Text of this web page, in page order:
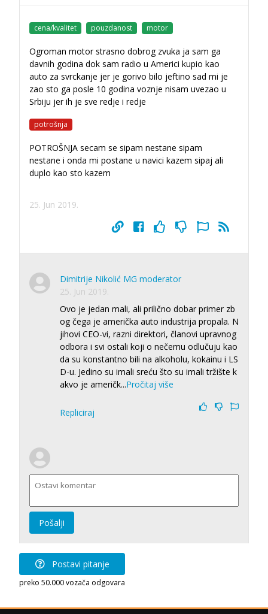
cena/kvalitet pouzdanost motor
Ogroman motor strasno dobrog zvuka ja sam ga
davnih godina dok sam radio u Americi kupio kao
auto za svrckanje jer je gorivo bilo jeftino sad mi je
zao sto ga posle 10 godina voznje nisam uvezao u
Srbiju jer ih je sve redje i redje
potrošnja
POTROŠNJA secam se sipam nestane sipam
nestane i onda mi postane u navici kazem sipaj ali
duplo kao sto kazem
25. Jun 2019.
Dimitrije Nikolić MG moderator
25. Jun 2019.
Ovo je jedan mali, ali prilično dobar primer zb
og čega je američka auto industrija propala. N
jihovi CEO-vi, razni direktori, članovi upravnog
odbora i svi ostali koji o nečemu odlučuju kao
da su konstantno bili na alkoholu, kokainu i LS
D-u. Jedino su imali sreću što su imali tržište k
akvo je američk...Pročitaj više
Repliciraj
Pošalji
Postavi pitanje
preko 50.000 vozača odgovara